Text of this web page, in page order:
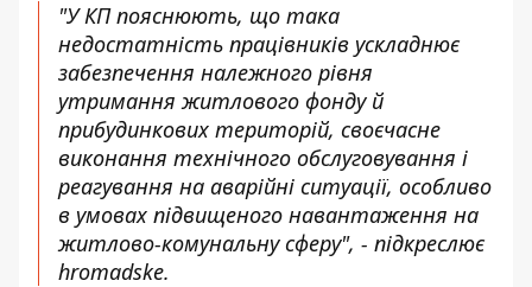
"У КП пояснюють, що така
недостатність працівників ускладнює
забезпечення належного рівня
утримання житлового фонду й
прибудинкових територій, своєчасне
виконання технічного обслуговування і
реагування на аварійні ситуації, особливо
в умовах підвищеного навантаження на
житлово-комунальну сферу", - підкреслює
hromadske.